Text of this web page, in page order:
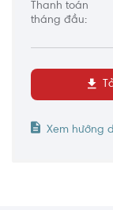
Thanh toán
tháng đầu:
Xem hướng